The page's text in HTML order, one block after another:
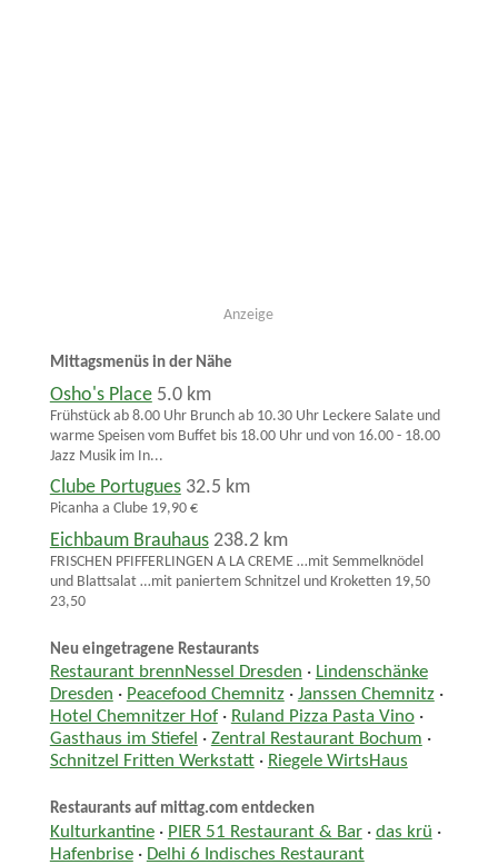
Anzeige
Mittagsmenüs in der Nähe
Osho's Place 5.0 km
Frühstück ab 8.00 Uhr Brunch ab 10.30 Uhr Leckere Salate und
warme Speisen vom Buffet bis 18.00 Uhr und von 16.00 - 18.00
Jazz Musik im In...
Clube Portugues 32.5 km
Picanha a Clube 19,90 €
Eichbaum Brauhaus 238.2 km
FRISCHEN PFIFFERLINGEN A LA CREME …mit Semmelknödel
und Blattsalat …mit paniertem Schnitzel und Kroketten 19,50
23,50
Neu eingetragene Restaurants
Restaurant brennNessel Dresden · Lindenschänke
Dresden · Peacefood Chemnitz· Janssen Chemnitz·
Hotel Chemnitzer Hof· Ruland Pizza Pasta Vino·
Gasthaus im Stiefel · Zentral Restaurant Bochum ·
Schnitzel Fritten Werkstatt· Riegele WirtsHaus
Restaurants auf mittag.com entdecken
Kulturkantine· PIER 51 Restaurant & Bar· das krü ·
Hafenbrise· Delhi 6 Indisches Restaurant